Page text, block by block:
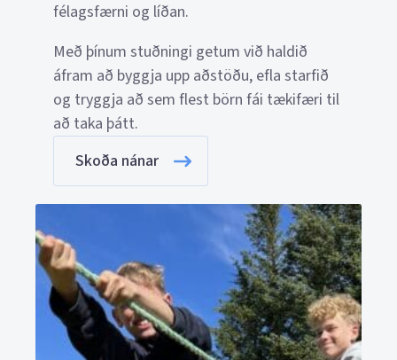
félagsfærni og líðan.
Með þínum stuðningi getum við haldið
áfram að byggja upp aðstöðu, efla starfið
og tryggja að sem flest börn fái tækifæri til
að taka þátt.
Skoða nánar